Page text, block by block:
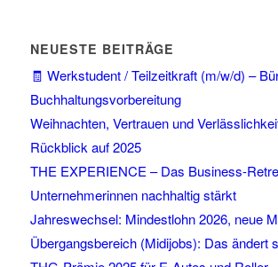
NEUESTE BEITRÄGE
🧾 Werkstudent / Teilzeitkraft (m/w/d) –
Buchhaltungsvorbereitung
Weihnachten, Vertrauen und
Rückblick auf 2025
THE EXPERIENCE – Das Business-
Unternehmerinnen nachhaltig stärkt
Jahreswechsel: Mindestlohn 2026, neue
Übergangsbereich (Midijobs): Das ändert